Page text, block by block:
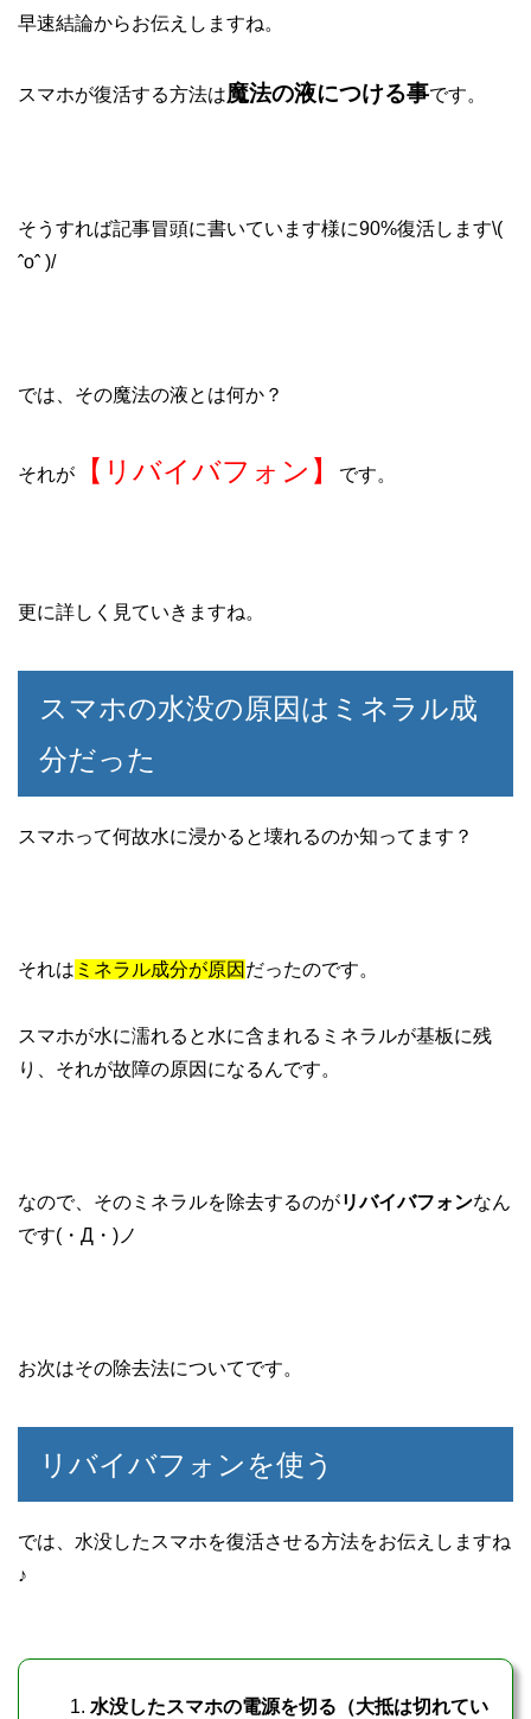
早速結論からお伝えしますね。
スマホが復活する方法は魔法の液につける事です。
そうすれば記事冒頭に書いています様に90%復活します\(
ˆoˆ )/
では、その魔法の液とは何か？
それが 【リバイバフォン】 です。
更に詳しく見ていきますね。
スマホの水没の原因はミネラル成
分だった
スマホって何故水に浸かると壊れるのか知ってます？
それは ミネラル成分が原因 だったのです。
スマホが水に濡れると水に含まれるミネラルが基板に残
り、それが故障の原因になるんです。
なので、そのミネラルを除去するのがリバイバフォンなん
です(・Д・)ノ
お次はその除去法についてです。
リバイバフォンを使う
では、水没したスマホを復活させる方法をお伝えしますね
♪
水没したスマホの電源を切る（大抵は切れてい